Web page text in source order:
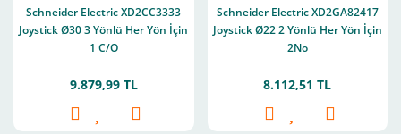
Schneider Electric XD2CC3333
Joystick Ø30 3 Yönlü Her Yön İçin
1 C/O
9.879,99 TL
Schneider Electric XD2GA82417
Joystick Ø22 2 Yönlü Her Yön İçin
2No
8.112,51 TL